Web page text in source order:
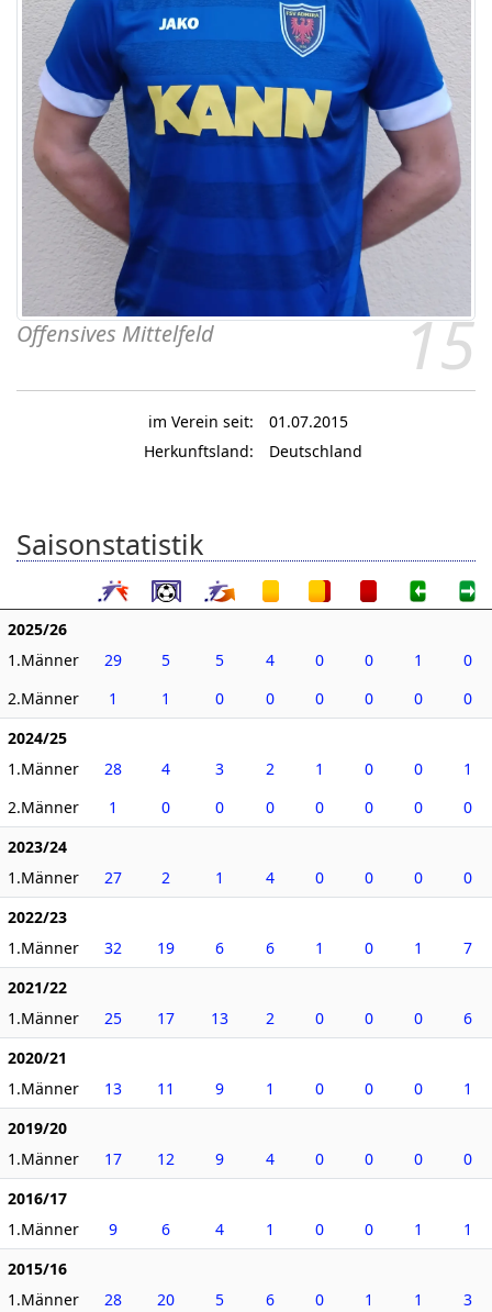
15
Offensives Mittelfeld
im Verein seit:
01.07.2015
Herkunftsland:
Deutschland
Saisonstatistik
2025/26
1.Männer
29 5 5 4 0 0 1
0
2.Männer
1 1 0 0 0 0 0
0
2024/25
1.Männer
28 4 3 2 1 0 0
1
2.Männer
1 0 0 0 0 0 0
0
2023/24
1.Männer
27 2 1 4 0 0 0
0
2022/23
1.Männer
32 19 6 6 1 0 1
7
2021/22
1.Männer
25 17 13 2 0 0 0
6
2020/21
1.Männer
13 11 9 1 0 0 0
1
2019/20
1.Männer
17 12 9 4 0 0 0
0
2016/17
1.Männer
9 6 4 1 0 0 1
1
2015/16
1.Männer
28 20 5 6 0 1 1
3